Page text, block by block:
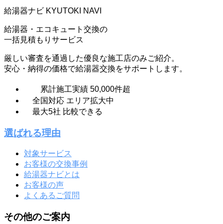
給湯器ナビ KYUTOKI NAVI
給湯器・エコキュート交換の
一括見積もりサービス
厳しい審査を通過した優良な施工店のみご紹介。
安心・納得の価格で給湯器交換をサポートします。
累計施工実績 50,000件超
全国対応 エリア拡大中
最大5社 比較できる
選ばれる理由
対象サービス
お客様の交換事例
給湯器ナビとは
お客様の声
よくあるご質問
その他のご案内